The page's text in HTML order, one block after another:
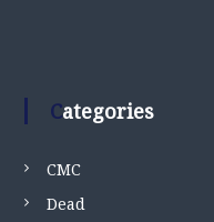
Categories
CMC
Dead